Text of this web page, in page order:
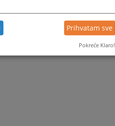
Prihvatam sve
Pokreće Klaro!